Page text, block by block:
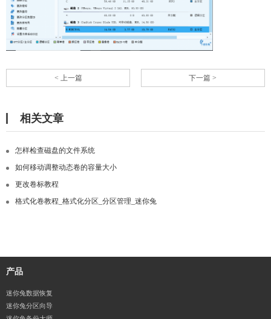
< 上一篇 下一篇 >
相关文章
怎样检查磁盘的文件系统
如何移动调整动态卷的容量大小
更改卷标教程
格式化卷教程_格式化分区_分区管理_迷你兔
产品
迷你兔数据恢复
迷你兔分区向导